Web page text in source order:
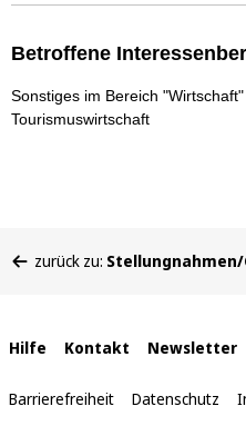
Betroffene
Sonstiges im Bereich "Wirtschaft"
Tourismuswirtschaft
befinden
zurück zu:
Interne
Links
Hilfe Kontakt Newsletter
Barrierefreiheit Datenschutz